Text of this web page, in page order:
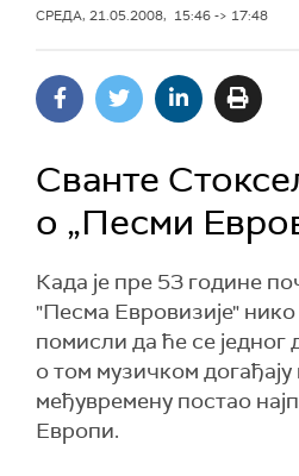
СРЕДА, 21.05.2008, 15:46 -> 17:48
Сванте
о „Песми
Када је пре 53 године
"Песма Евровизије"
помисли да ће се
о том музичком догађају
међувремену постао
Европи.